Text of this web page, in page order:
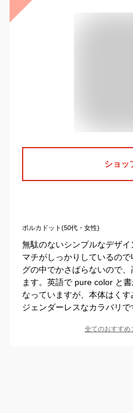
ショッ
ポルカドット(50代・女性)
無駄のないシンプルなデザイ
マチがしっかりしているの
グの中でかさばらないので
ます。英語で pure color と
なっていますが、本体はく
ジェンダーレスなカラバリで
全てのおすすめ